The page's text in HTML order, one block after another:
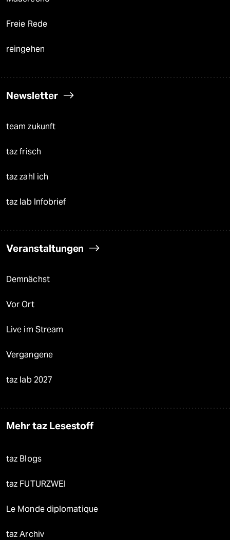
Freie Rede
reingehen
Newsletter
team zukunft
taz frisch
taz zahl ich
taz lab Infobrief
Veranstaltungen
Demnächst
Vor Ort
Live im Stream
Vergangene
taz lab 2027
Mehr taz Lesestoff
taz Blogs
taz FUTURZWEI
Le Monde diplomatique
taz Archiv